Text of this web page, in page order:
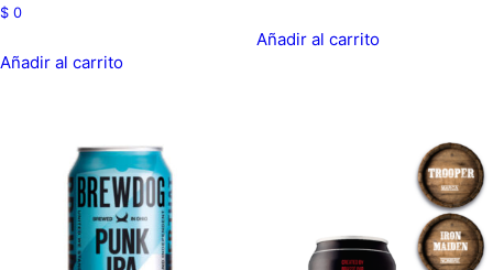
$ 0
Añadir al carrito
Añadir al carrito